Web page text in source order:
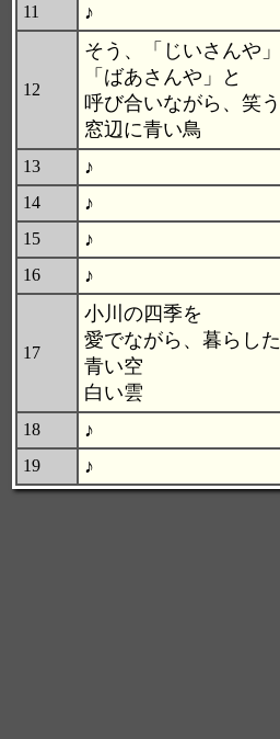
11 ♪
12
そう、「じいさんや」
「ばあさんや」と
呼び合いながら、笑う
窓辺に青い鳥
13 ♪
14 ♪
15 ♪
16 ♪
17
小川の四季を
愛でながら、暮らした
青い空
白い雲
18 ♪
19 ♪